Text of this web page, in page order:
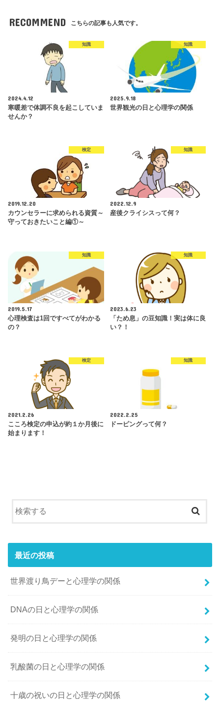
RECOMMEND こちらの記事も人気です。
知識
2024.4.12
寒暖差で体調不良を起こしていま
せんか？
知識
2025.9.18
世界観光の日と心理学の関係
検定
2019.12.20
カウンセラーに求められる資質～
守っておきたいこと編①～
知識
2022.12.9
産後クライシスって何？
知識
2019.5.17
心理検査は1回ですべてがわかる
の？
知識
2023.6.23
「ため息」の豆知識！実は体に良
い？！
検定
2021.2.26
こころ検定の申込が約１か月後に
始まります！
知識
2022.2.25
ドーピングって何？
最近の投稿
世界渡り鳥デーと心理学の関係
DNAの日と心理学の関係
発明の日と心理学の関係
乳酸菌の日と心理学の関係
十歳の祝いの日と心理学の関係